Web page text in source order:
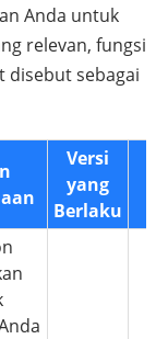
Anda untuk
relevan, fungsi
disebut sebagai
Versi
yang
Berlaku